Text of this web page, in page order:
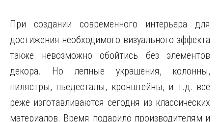
При создании современного интерьера для
достижения необходимого визуального эффекта
также невозможно обойтись без элементов
декора. Но лепные украшения, колонны,
пилястры, пьедесталы, кронштейны, и т.д. все
реже изготавливаются сегодня из классических
материалов. Время подарило производителям и